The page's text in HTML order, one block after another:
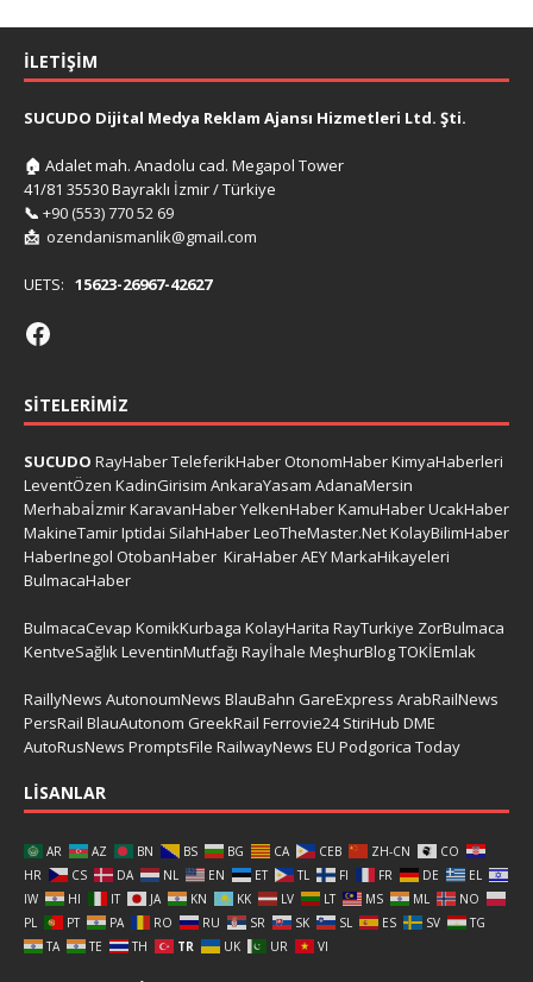
İLETIŞIM
SUCUDO Dijital Medya Reklam Ajansı Hizmetleri Ltd. Şti.
🏠 Adalet mah. Anadolu cad. Megapol Tower
41/81 35530 Bayraklı İzmir / Türkiye
📞 +90 (553) 770 52 69
📩 ozendanismanlik@gmail.com
UETS: 15623-26967-42627
SITELERIMIZ
SUCUDO RayHaberTeleferikHaber OtonomHaberKimyaHaberleri
LeventÖzen KadinGirisim AnkaraYasam AdanaMersin
MerhabaİzmirKaravanHaberYelkenHaberKamuHaberUcakHaber
MakineTamirIptidai SilahHaberLeoTheMaster.NetKolayBilimHaber
HaberInegol OtobanHaber KiraHaberAEYMarkaHikayeleri
BulmacaHaber
BulmacaCevap KomikKurbaga KolayHarita RayTurkiye ZorBulmaca
KentveSağlıkLeventinMutfağı Rayİhale MeşhurBlogTOKİEmlak
RaillyNews AutonoumNews BlauBahn GareExpress ArabRailNews
PersRail BlauAutonom GreekRail Ferrovie24 StiriHub DME
AutoRusNews PromptsFile RailwayNews EU Podgorica Today
LISANLAR
AR AZ BN BS BG CA CEB ZH-CN
CO
HR
CS DA NL EN ET TL FI FR DE
EL
IW
HI IT JA KN KK LV LT MS ML
NO
PL
PT PA RO RU SR SK SL ES SV
TG
TA
TE TH TR UK UR VI